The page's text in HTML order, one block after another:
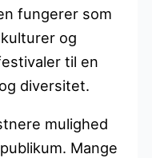
fungerer som
og
til en
diversitet.
mulighed
Mange